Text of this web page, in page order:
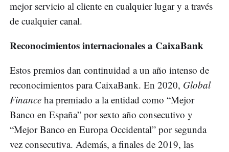
mejor servicio al cliente en cualquier lugar y a través
de cualquier canal.
Reconocimientos internacionales a CaixaBank
Estos premios dan continuidad a un año intenso de
reconocimientos para CaixaBank. En 2020, Global
Finance ha premiado a la entidad como “Mejor
Banco en España” por sexto año consecutivo y
“Mejor Banco en Europa Occidental” por segunda
vez consecutiva. Además, a finales de 2019, las